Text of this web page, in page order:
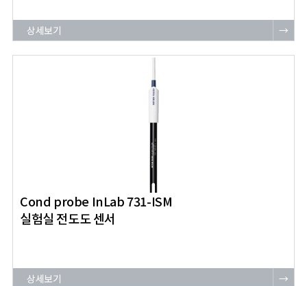
상세보기 →
Cond probe InLab 731-ISM
실험실 전도도 센서
상세보기 →